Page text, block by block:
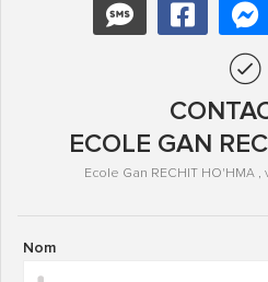
ECOLE GAN
Ecole Gan RECHIT HO'HMA
Nom